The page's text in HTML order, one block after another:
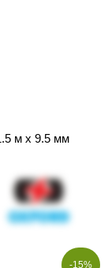
м x 9.5 мм
-15%